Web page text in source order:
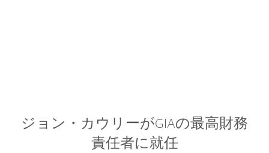
ジョン・カウリーがGIAの最高財務
責任者に就任